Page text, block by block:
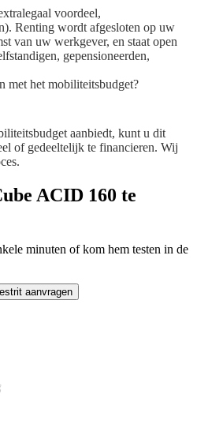
voordeel,
Renting wordt afgesloten op uw
van uw werkgever, en staat open
gepensioneerden,
met het mobiliteitsbudget?
aanbiedt, kunt u dit
of gedeeltelijk te financieren. Wij
ACID 160 te
minuten of kom hem testen in de
aanvragen